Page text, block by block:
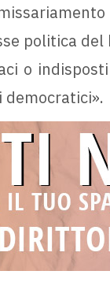
politica del
o